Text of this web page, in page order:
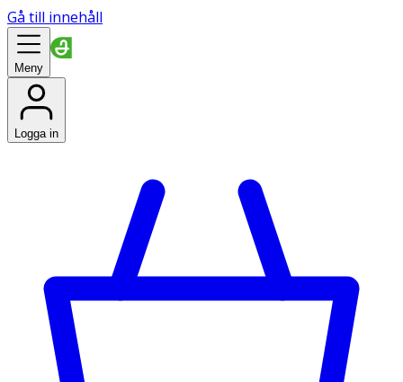
Gå till innehåll
Meny
Logga in